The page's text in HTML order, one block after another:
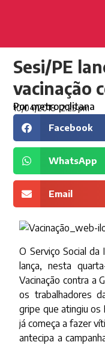
Sesi/PE
vacinação
Pormetropolitana
10/04/2018 2:25 pm
Facebook
WhatsApp
Email
O Serviço Social da
lança, nesta
Vacinação contra a
os trabalhadores
gripe que atingiu os
já começa a fazer
antecipa a